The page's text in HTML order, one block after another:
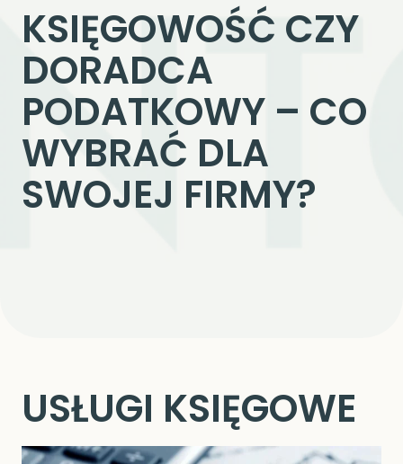
KSIĘGOWOŚĆ CZY
DORADCA
PODATKOWY – CO
WYBRAĆ DLA
SWOJEJ FIRMY?
USŁUGI KSIĘGOWE